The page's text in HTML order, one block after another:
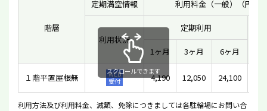
階層
定期満空情報 利用料金（一般）（円）
利用状況
定期利用
1ヶ月
3ヶ月 6ヶ月
１階平置屋根無
WEB
受付
4,190 12,050 24,100
スクロールできます
利用方法及び利用料金、減額、免除につきましては各駐輪場にお問い合